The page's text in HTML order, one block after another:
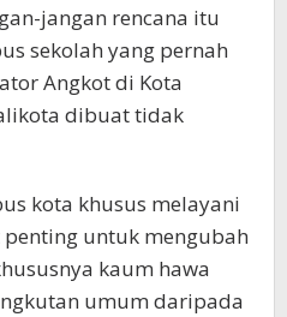
jangan rencana itu
sekolah yang pernah
Angkot di Kota
dibuat tidak
kota khusus melayani
untuk mengubah
kaum hawa
umum daripada